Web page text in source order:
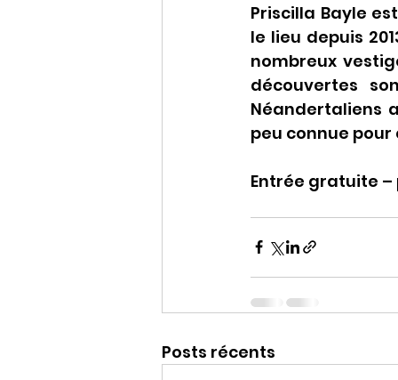
Priscilla Bayle
le lieu depuis
nombreux
découvertes
Néandertaliens
peu connue
Entrée gratuite
Posts récents